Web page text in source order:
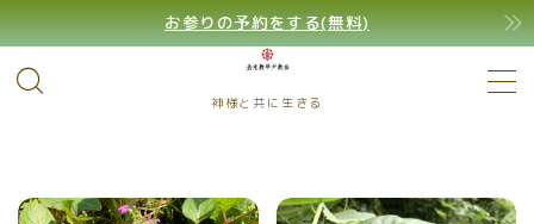
お参りの予約をする(無料)
神様と共に生きる
MENU